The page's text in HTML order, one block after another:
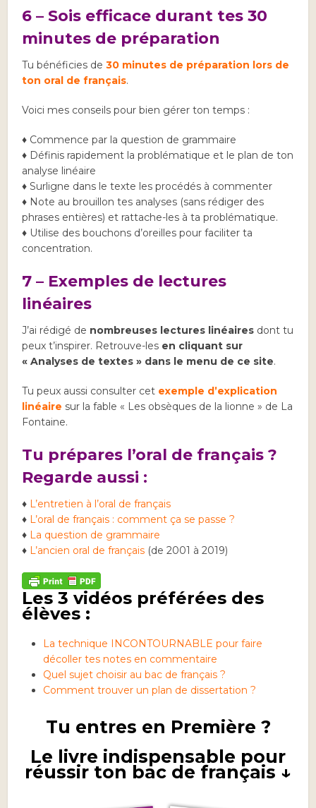
6 – Sois efficace durant tes 30
minutes de préparation
Tu bénéficies de30 minutes de préparation lors de
ton oral de français.
Voici mes conseils pour bien gérer ton temps :
♦ Commence par la question de grammaire
♦ Définis rapidement la problématique et le plan de ton
analyse linéaire
♦ Surligne dans le texte les procédés à commenter
♦ Note au brouillon tes analyses (sans rédiger des
phrases entières) et rattache-les à ta problématique.
♦ Utilise des bouchons d’oreilles pour faciliter ta
concentration.
7 – Exemples de lectures
linéaires
J’ai rédigé de nombreuses lectures linéaires dont tu
peux t’inspirer. Retrouve-les en cliquant sur
« Analyses de textes » dans le menu de ce site.
Tu peux aussi consulter cet exemple d’explication
linéaire sur la fable « Les obsèques de la lionne » de La
Fontaine.
Tu prépares l’oral de français ?
Regarde aussi :
♦ L’entretien à l’oral de français
♦ L’oral de français : comment ça se passe ?
♦ La question de grammaire
♦ L’ancien oral de français (de 2001 à 2019)
Les 3 vidéos préférées des
élèves :
La technique INCONTOURNABLE pour faire
décoller tes notes en commentaire
Quel sujet choisir au bac de français ?
Comment trouver un plan de dissertation ?
Tu entres en Première ?
Le livre indispensable pour
réussir ton bac de français ↓